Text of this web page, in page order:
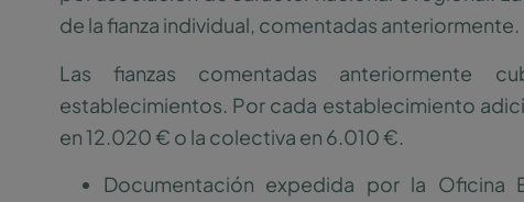
de la fianza individual, comentadas anteriormente.
Las fianzas comentadas anteriormente
establecimientos. Por cada establecimiento
en 12.020 € o la colectiva en 6.010 €.
Documentación expedida por la Oficina